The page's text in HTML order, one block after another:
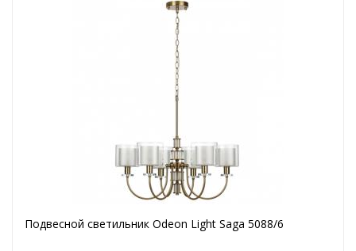
Подвесной светильник Odeon Light Saga 5088/6